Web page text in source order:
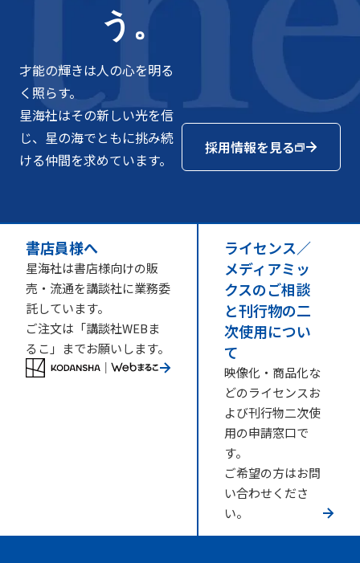
う。
才能の輝きは人の心を明る
く照らす。
星海社はその新しい光を信
じ、星の海でともに挑み続
ける仲間を求めています。
採用情報を見る
書店員様へ
星海社は書店様向けの販
売・流通を講談社に業務委
託しています。
ご注文は「講談社WEBま
るこ」までお願いします。
ライセンス／
メディアミッ
クスのご相談
と刊行物の二
次使用につい
て
映像化・商品化な
どのライセンスお
よび刊行物二次使
用の申請窓口で
す。
ご希望の方はお問
い合わせくださ
い。